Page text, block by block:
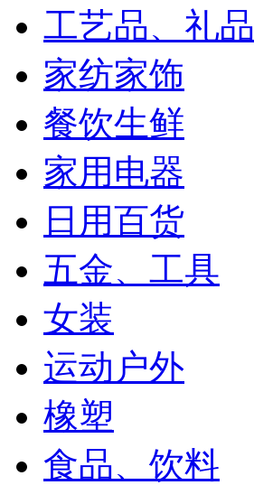
工艺品、礼品
家纺家饰
餐饮生鲜
家用电器
日用百货
五金、工具
女装
运动户外
橡塑
食品、饮料